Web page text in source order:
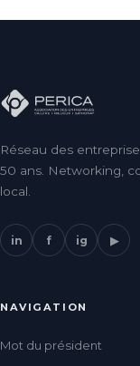
Réseau des
50 ans. Networking,
local.
in f ig ▶
NAVIGATION
Mot du président